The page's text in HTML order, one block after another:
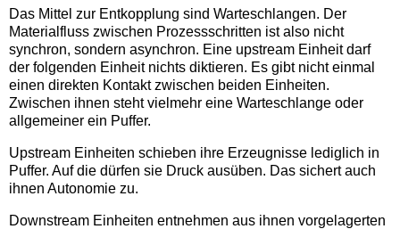
Das Mittel zur Entkopplung sind Warteschlangen. Der
Materialfluss zwischen Prozessschritten ist also nicht
synchron, sondern asynchron. Eine upstream Einheit darf
der folgenden Einheit nichts diktieren. Es gibt nicht einmal
einen direkten Kontakt zwischen beiden Einheiten.
Zwischen ihnen steht vielmehr eine Warteschlange oder
allgemeiner ein Puffer.
Upstream Einheiten schieben ihre Erzeugnisse lediglich in
Puffer. Auf die dürfen sie Druck ausüben. Das sichert auch
ihnen Autonomie zu.
Downstream Einheiten entnehmen aus ihnen vorgelagerten